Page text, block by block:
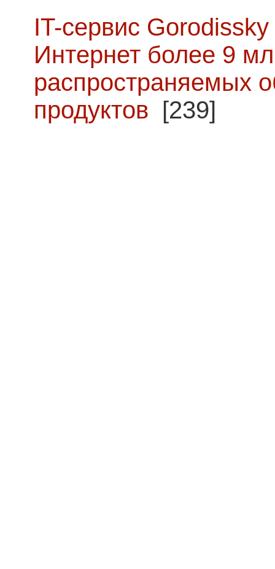
IT-сервис
Интернет более 9
распространяемых
продуктов [239]